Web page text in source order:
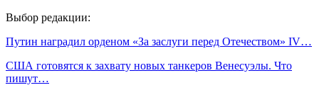
Выбор редакции:
Путин наградил орденом «За заслуги перед Отечеством» IV…
США готовятся к захвату новых танкеров Венесуэлы. Что
пишут…